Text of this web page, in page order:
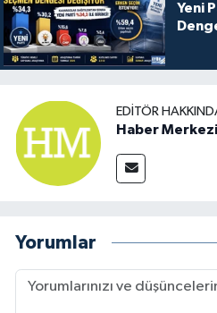
Yeni
EDITÖR
Haber Merkezi
Yorumlar